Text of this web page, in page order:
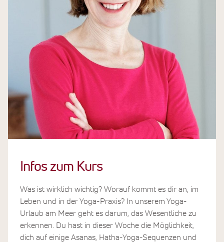
Infos zum Kurs
Was ist wirklich wichtig? Worauf kommt es dir an, im
Leben und in der Yoga-Praxis? In unserem Yoga-
Urlaub am Meer geht es darum, das Wesentliche zu
erkennen. Du hast in dieser Woche die Möglichkeit,
dich auf einige Asanas, Hatha-Yoga-Sequenzen und